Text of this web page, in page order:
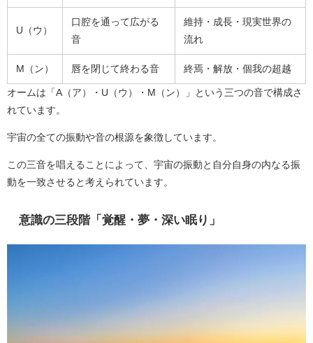
U（ウ）
口腔を通って広がる
音
維持・成長・現実世界の
流れ
M（ン） 唇を閉じて終わる音 終焉・解放・個我の超越
オームは「A（ア）・U（ウ）・M（ン）」という三つの音で構成さ
れています。
宇宙の全ての振動や音の根源を象徴しています。
この三音を唱えることによって、宇宙の振動と自分自身の内なる振
動を一致させると考えられています。
意識の三段階「覚醒・夢・深い眠り」